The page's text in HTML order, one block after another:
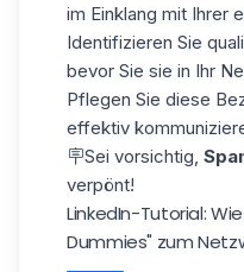
im Einklang mit Ihrer
Identifizieren Sie
bevor Sie sie in Ihr
Pflegen Sie diese
effektiv
🪧Sei vorsichtig,
verpönt!
LinkedIn-Tutorial:
Dummies" zum